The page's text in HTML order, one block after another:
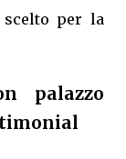
per la
palazzo